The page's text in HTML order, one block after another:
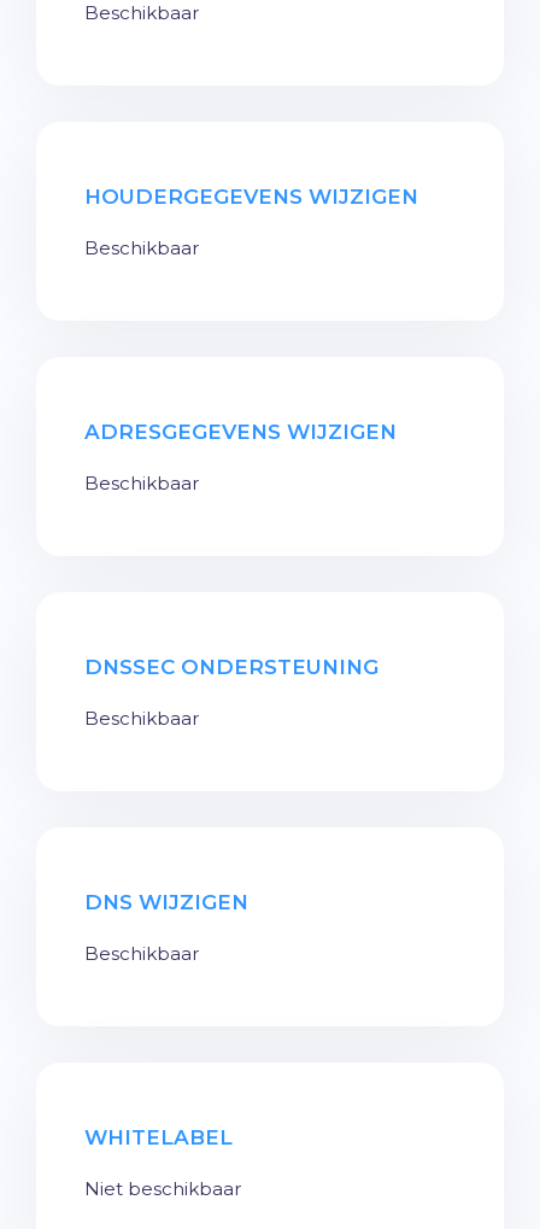
Beschikbaar
HOUDERGEGEVENS WIJZIGEN
Beschikbaar
ADRESGEGEVENS WIJZIGEN
Beschikbaar
DNSSEC ONDERSTEUNING
Beschikbaar
DNS WIJZIGEN
Beschikbaar
WHITELABEL
Niet beschikbaar